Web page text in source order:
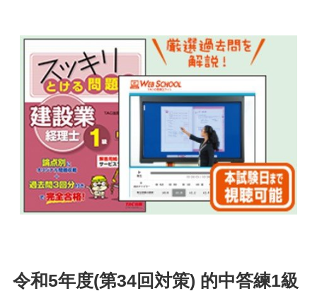
令和5年度(第34回対策) 的中答練1級